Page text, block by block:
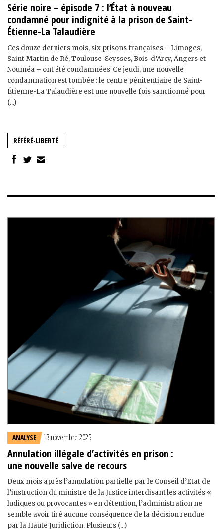
Série noire – épisode 7 : l’État à nouveau
condamné pour indignité à la prison de Saint-
Étienne-La Talaudière
Ces douze derniers mois, six prisons françaises – Limoges,
Saint-Martin de Ré, Toulouse-Seysses, Bois-d’Arcy, Angers et
Nouméa – ont été condamnées. Ce jeudi, une nouvelle
condamnation est tombée : le centre pénitentiaire de Saint-
Étienne-La Talaudière est une nouvelle fois sanctionné pour
(...)
RÉFÉRÉ-LIBERTÉ
ANALYSE 13 novembre 2025
Annulation illégale d’activités en prison :
une nouvelle salve de recours
Deux mois après l’annulation partielle par le Conseil d’Etat de
l’instruction du ministre de la Justice interdisant les activités «
ludiques ou provocantes » en détention, l’administration ne
semble avoir tiré aucune conséquence de la décision rendue
par la Haute Juridiction. Plusieurs (...)